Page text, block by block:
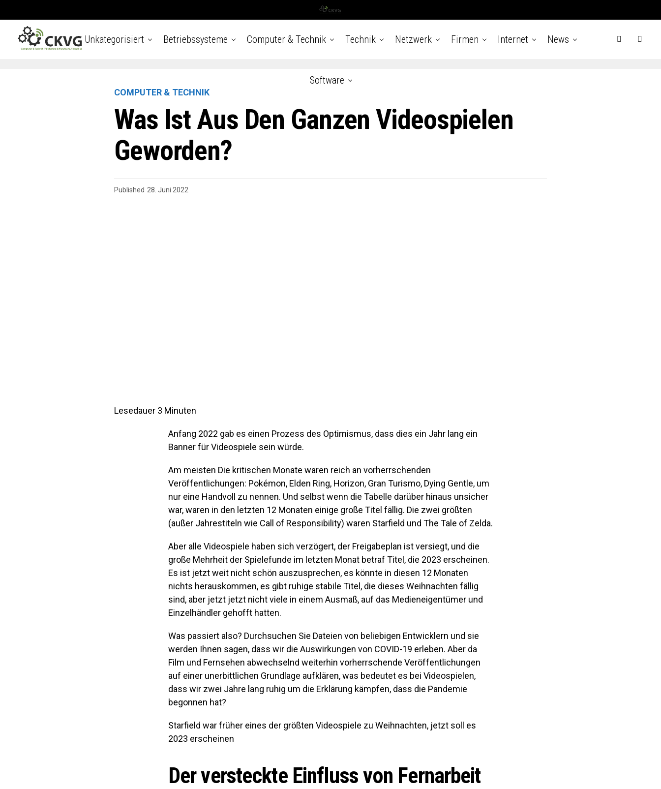
Unkategorisiert Betriebssysteme Computer & Technik Technik Netzwerk Firmen Internet News
Software
COMPUTER & TECHNIK
Was Ist Aus Den Ganzen Videospielen
Geworden?
Published 28. Juni 2022
Lesedauer 3 Minuten
Anfang 2022 gab es einen Prozess des Optimismus, dass dies ein Jahr lang ein
Banner für Videospiele sein würde.
Am meisten Die kritischen Monate waren reich an vorherrschenden
Veröffentlichungen: Pokémon, Elden Ring, Horizon, Gran Turismo, Dying Gentle, um
nur eine Handvoll zu nennen. Und selbst wenn die Tabelle darüber hinaus unsicher
war, waren in den letzten 12 Monaten einige große Titel fällig. Die zwei größten
(außer Jahrestiteln wie Call of Responsibility) waren Starfield und The Tale of Zelda.
Aber alle Videospiele haben sich verzögert, der Freigabeplan ist versiegt, und die
große Mehrheit der Spielefunde im letzten Monat betraf Titel, die 2023 erscheinen.
Es ist jetzt weit nicht schön auszusprechen, es könnte in diesen 12 Monaten
nichts herauskommen, es gibt ruhige stabile Titel, die dieses Weihnachten fällig
sind, aber jetzt jetzt nicht viele in einem Ausmaß, auf das Medieneigentümer und
Einzelhändler gehofft hatten.
Was passiert also? Durchsuchen Sie Dateien von beliebigen Entwicklern und sie
werden Ihnen sagen, dass wir die Auswirkungen von COVID-19 erleben. Aber da
Film und Fernsehen abwechselnd weiterhin vorherrschende Veröffentlichungen
auf einer unerbittlichen Grundlage aufklären, was bedeutet es bei Videospielen,
dass wir zwei Jahre lang ruhig um die Erklärung kämpfen, dass die Pandemie
begonnen hat?
Starfield war früher eines der größten Videospiele zu Weihnachten, jetzt soll es
2023 erscheinen
Der versteckte Einfluss von Fernarbeit